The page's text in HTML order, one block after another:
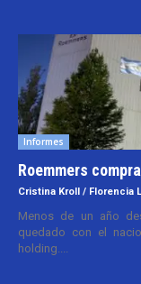
Informes
Roemmers
Cristina Kroll / Florencia
Menos de un año
quedado con el
holding....